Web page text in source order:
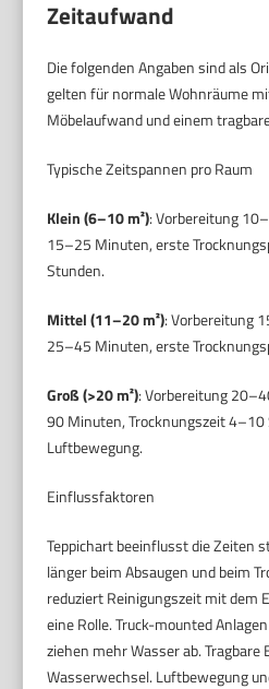
Zeitaufwand
Die folgenden Angaben sind als
gelten für normale Wohnräume
Möbelaufwand und einem
Typische Zeitspannen pro Raum
Klein (6–10 m²): Vorbereitung
15–25 Minuten, erste
Stunden.
Mittel (11–20 m²): Vorbereitung
25–45 Minuten, erste
Groß (>20 m²): Vorbereitung
90 Minuten, Trocknungszeit 4–10
Luftbewegung.
Einflussfaktoren
Teppichart beeinflusst die Zeiten
länger beim Absaugen und beim
reduziert Reinigungszeit mit dem
eine Rolle. Truck-mounted
ziehen mehr Wasser ab.
Wasserwechsel. Luftbewegung